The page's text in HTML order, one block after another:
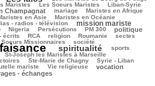
Maristes Les Soeurs Maristes Liban-Syrie
Champagnat mariage Maristes en Afrique
en Asie Maristes en Océanie
- radios - télévision mission mariste
Nigeria Persécutions PM 300 politique
écrits RCA religion Roumanie sectes
Soeurs Missionnaires société
spiritualité sports
St-Joseph les Maristes à Marseille
Ste-Marie de Chagny Syrie - Liban
mariste Vie religieuse vocation
- échanges